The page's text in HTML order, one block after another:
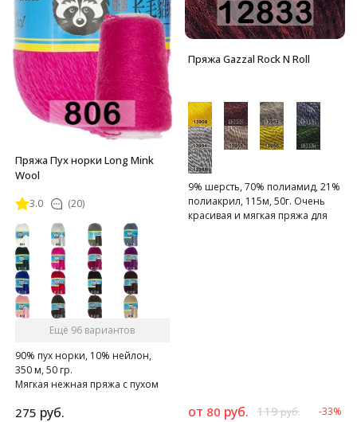
Пряжа Пух норки Long Mink
Wool
3.0 (20)
Ещё 96 вариантов
90% пух норки, 10% нейлон,
350 м, 50 гр.
Мягкая нежная пряжа с пухом
275 руб.
Пряжа Gazzal Rock N Roll
9% шерсть, 70% полиамид, 21%
полиакрил, 115м, 50г. Очень
красивая и мягкая пряжа для
от 80 руб. 119руб. -33%